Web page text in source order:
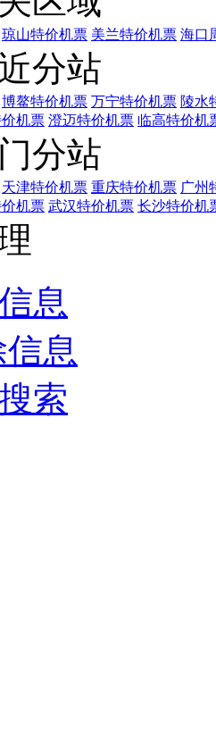
琼山特价机票 美兰特价机票 海口
分站
博鳌特价机票 万宁特价机票 陵水
机票 澄迈特价机票 临高特价机
分站
天津特价机票 重庆特价机票 广州
机票 武汉特价机票 长沙特价机
息
息
索